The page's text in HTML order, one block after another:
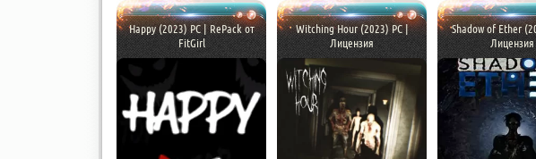
Happy (2023) PC | RePack от
FitGirl
Witching Hour (2023) PC |
Лицензия
Shadow of Ether
Лицензия